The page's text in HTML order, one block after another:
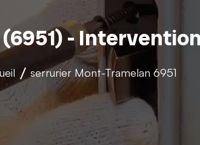
-
serrurier Mont-Tramelan 6951